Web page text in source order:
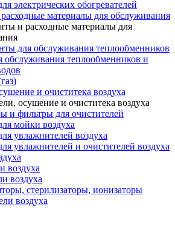
электрических обогревателей
материалы для обслуживания
и расходные материалы для
для обслуживания теплообменников
обслуживания теплообменников и
и очиститека воздуха
осушение и очиститека воздуха
и фильтры для очистителей
мойки воздуха
увлажнителей воздуха
увлажнителей и очистителей воздуха
воздуха
воздуха
стерилизаторы, ионизаторы
воздуха